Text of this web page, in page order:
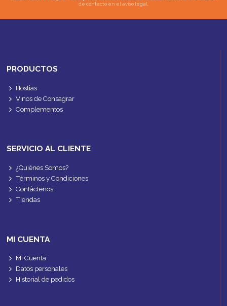
de contacto en el aviso legal.
PRODUCTOS
Hostias
Vinos de Consagrar
Complementos
SERVICIO AL CLIENTE
¿Quiénes Somos?
Términos y Condiciones
Contáctenos
Tiendas
MI CUENTA
Mi Cuenta
Datos personales
Historial de pedidos